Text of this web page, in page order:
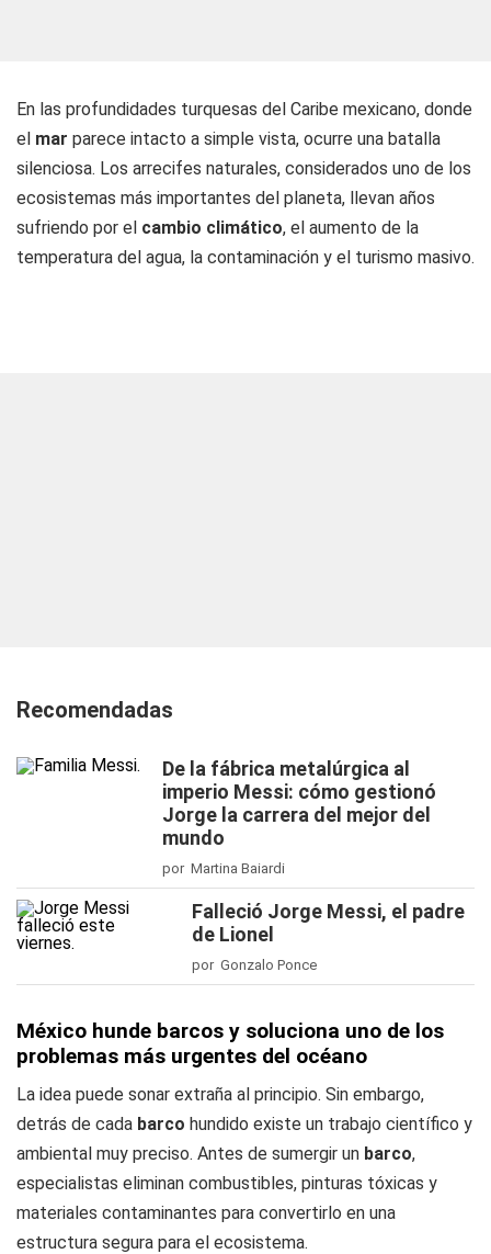
En las profundidades turquesas del Caribe mexicano, donde
el mar parece intacto a simple vista, ocurre una batalla
silenciosa. Los arrecifes naturales, considerados uno de los
ecosistemas más importantes del planeta, llevan años
sufriendo por el cambio climático, el aumento de la
temperatura del agua, la contaminación y el turismo masivo.
Recomendadas
De la fábrica metalúrgica al
imperio Messi: cómo gestionó
Jorge la carrera del mejor del
mundo
por Martina Baiardi
Falleció Jorge Messi, el padre
de Lionel
por Gonzalo Ponce
México hunde barcos y soluciona uno de los
problemas más urgentes del océano
La idea puede sonar extraña al principio. Sin embargo,
detrás de cada barco hundido existe un trabajo científico y
ambiental muy preciso. Antes de sumergir un barco,
especialistas eliminan combustibles, pinturas tóxicas y
materiales contaminantes para convertirlo en una
estructura segura para el ecosistema.